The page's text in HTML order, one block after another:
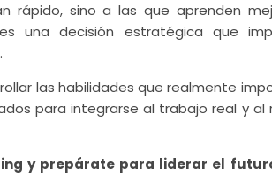
rápido, sino a las que aprenden
una decisión estratégica que
las habilidades que realmente
para integrarse al trabajo real y al
y prepárate para liderar el